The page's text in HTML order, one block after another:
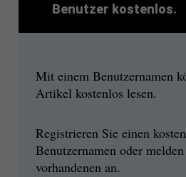
Benutzer kostenlos.
Mit einem Benutzernamen
Artikel kostenlos lesen.
Registrieren Sie einen
Benutzernamen oder
vorhandenen an.